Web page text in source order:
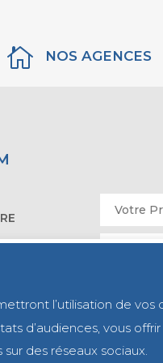
 NOS AGENCES
l’utilisation de vos
d’audiences, vous offrir
des réseaux sociaux.